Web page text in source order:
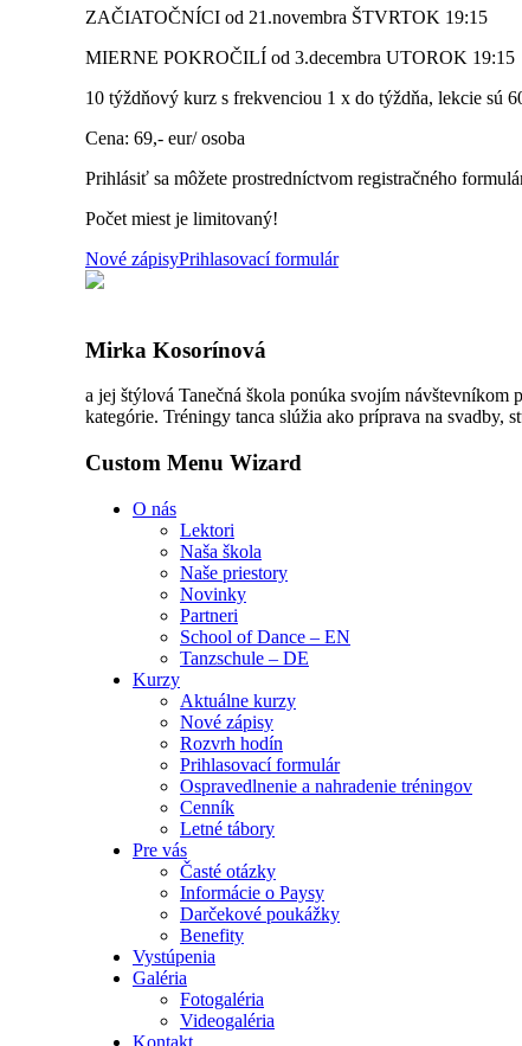
ZAČIATOČNÍCI od 21.novembra ŠTVRTOK 19:15
MIERNE POKROČILÍ od 3.decembra UTOROK 19:15
10 týždňový kurz s frekvenciou 1 x do týždňa, lekcie sú
Cena: 69,- eur/ osoba
Prihlásiť sa môžete prostredníctvom registračného
Počet miest je limitovaný!
Nové zápisyPrihlasovací formulár
Mirka Kosorínová
a jej štýlová Tanečná škola ponúka svojím
kategórie. Tréningy tanca slúžia ako príprava na svadby,
Custom Menu Wizard
O nás
Lektori
Naša škola
Naše priestory
Novinky
Partneri
School of Dance – EN
Tanzschule – DE
Kurzy
Aktuálne kurzy
Nové zápisy
Rozvrh hodín
Prihlasovací formulár
Ospravedlnenie a nahradenie tréningov
Cenník
Letné tábory
Pre vás
Časté otázky
Informácie o Paysy
Darčekové poukážky
Benefity
Vystúpenia
Galéria
Fotogaléria
Videogaléria
Kontakt